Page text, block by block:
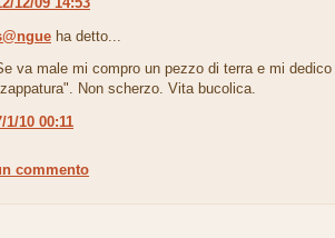
ha detto...
va male mi compro un pezzo di terra e mi dedico
Non scherzo. Vita bucolica.
1/10 00:11
commento